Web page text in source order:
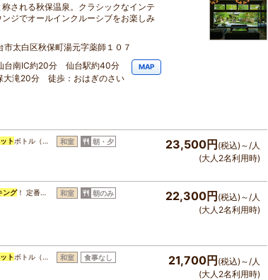
称される秋保温泉。クラシックなインテ
ジでオールインクルーシブをお楽しみ
市太白区秋保町湯元字薬師１０７
台南IC約20分 仙台駅約40分
滝20分 徒歩：おはぎのさい
MAP
ト ボトル（… 和室 朝・夕 23,500円(税込)～/人
(大人2名利用時)
ング！ 定番… 和室 朝のみ 22,300円(税込)～/人
(大人2名利用時)
ト ボトル（… 和室 食事なし 21,700円(税込)～/人
(大人2名利用時)